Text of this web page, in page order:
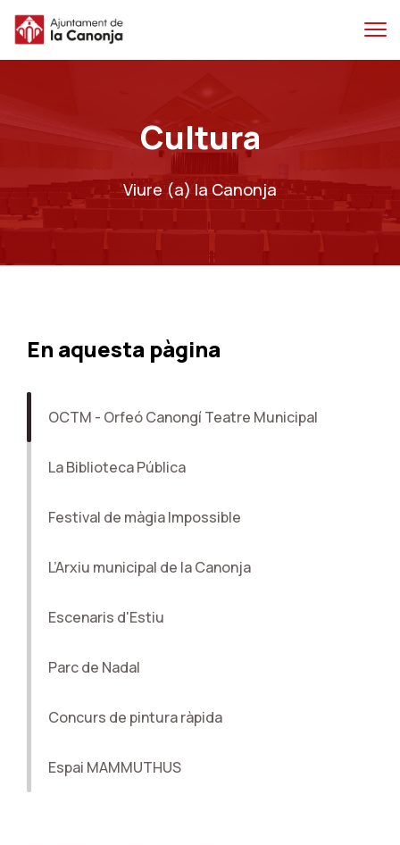
Salta
al
contingut
principal
Salta
la
navegacio
Cultura
Viure (a) la Canonja
En aquesta pàgina
OCTM - Orfeó Canongí Teatre Municipal
La Biblioteca Pública
Festival de màgia Impossible
L’Arxiu municipal de la Canonja
Escenaris d'Estiu
Parc de Nadal
Concurs de pintura ràpida
Espai MAMMUTHUS